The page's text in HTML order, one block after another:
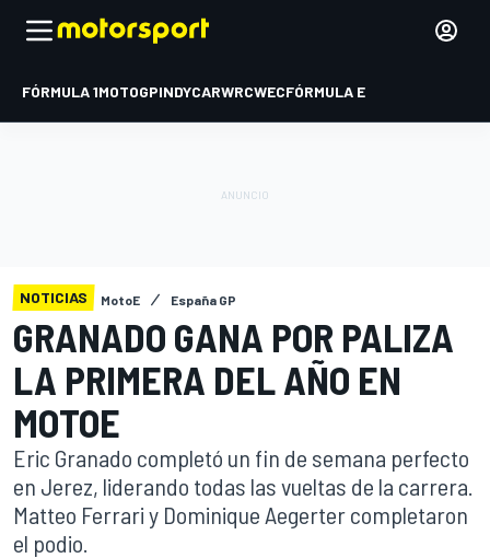
FÓRMULA 1MOTOGPINDYCARWRCWECFÓRMULA E
NOTICIAS MotoE España GP
GRANADO GANA POR PALIZA
LA PRIMERA DEL AÑO EN
MOTOE
Eric Granado completó un fin de semana perfecto
en Jerez, liderando todas las vueltas de la carrera.
Matteo Ferrari y Dominique Aegerter completaron
el podio.